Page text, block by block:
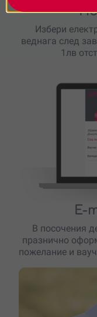
Избери
веднага след
1лв
E-
В посочения
празнично
пожелание и